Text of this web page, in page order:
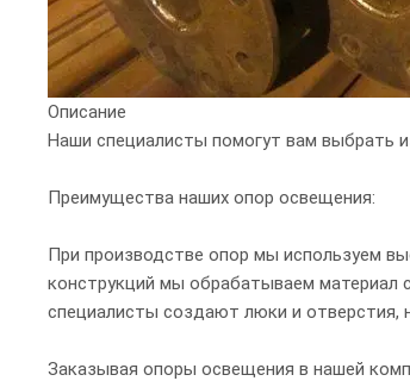
Описание
Наши специалисты помогут вам выбрать
Преимущества наших опор освещения:
При производстве опор мы используем
конструкций мы обрабатываем
специалисты создают люки и отверстия,
Заказывая опоры освещения в нашей